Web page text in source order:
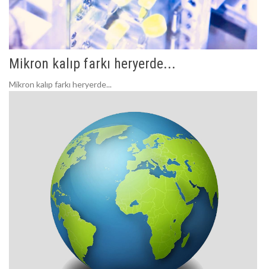
Mikron kalıp farkı heryerde...
Mikron kalıp farkı heryerde...